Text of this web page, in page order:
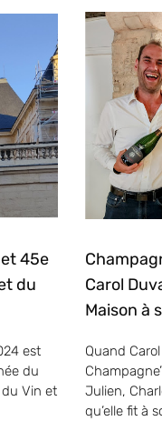
et 45e
du
est
du
Vin et
Carol
Maison à
Quand
Julien,
qu’elle fit à